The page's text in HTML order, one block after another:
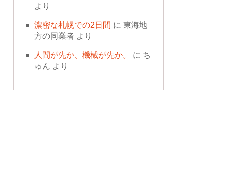
より
濃密な札幌での2日間 に 東海地
方の同業者より
人間が先か、機械が先か。 に ち
ゅん より